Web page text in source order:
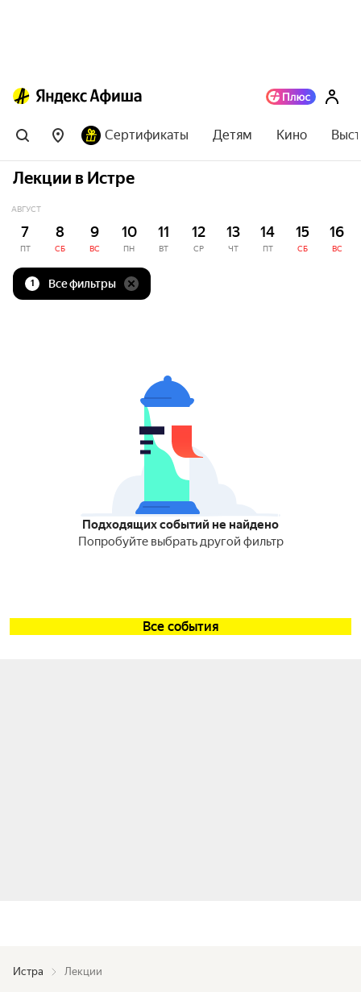
Сертификаты Детям Кино
Лекции в Истре
АВГУСТ
7
ПТ
8
СБ
9
ВС
10
ПН
11
ВТ
12
СР
13
ЧТ
14
ПТ
15
СБ
16
ВС
1 Все фильтры
Подходящих событий не найдено
Попробуйте выбрать другой фильтр
Все события
Истра Лекции